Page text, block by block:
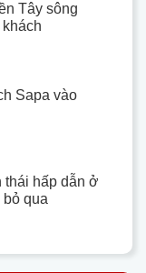
Tây sông
Sapa vào
thái hấp dẫn ở
qua